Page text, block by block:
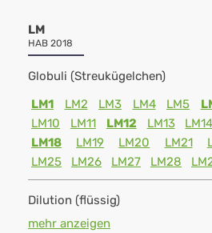
LM
HAB 2018
Globuli (Streukügelchen)
LM1
LM2 LM3 LM4 LM5
LM10
LM11 LM12 LM13 LM14
LM18
LM19 LM20 LM21
LM25
LM26 LM27 LM28
Dilution (flüssig)
mehr anzeigen